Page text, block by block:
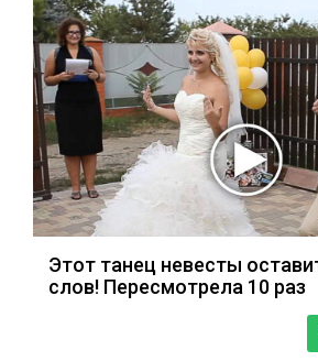
Этот танец невесты
слов! Пересмотрела 10 раз